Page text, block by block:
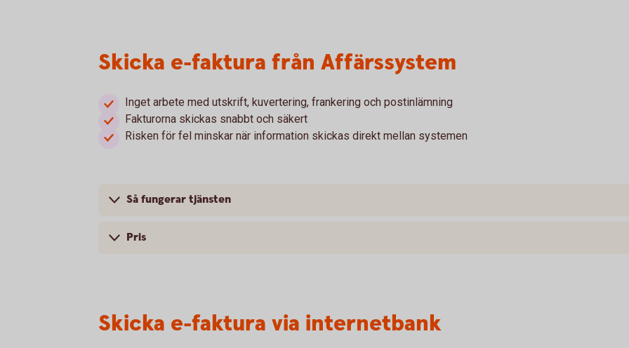
Skicka e-faktura från Affärssystem
Inget arbete med utskrift, kuvertering, frankering och postinlämning
Fakturorna skickas snabbt och säkert
Risken för fel minskar när information skickas direkt mellan systemen
Så fungerar tjänsten
Pris
Skicka e-faktura via internetbank